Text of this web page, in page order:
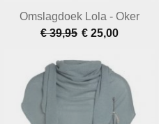
Omslagdoek Lola - Oker
€ 39,95 € 25,00